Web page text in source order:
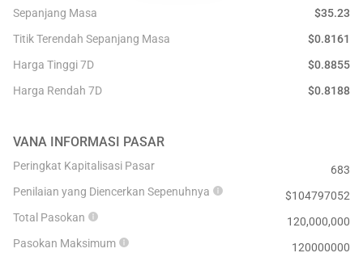
Sepanjang Masa $35.23
Titik Terendah Sepanjang Masa
$0.8161
Harga Tinggi 7D
$0.8855
Harga Rendah 7D
$0.8188
VANA INFORMASI PASAR
Peringkat Kapitalisasi Pasar
683
Penilaian yang Diencerkan Sepenuhnya
$104797052
Total Pasokan
120,000,000
Pasokan Maksimum
120000000